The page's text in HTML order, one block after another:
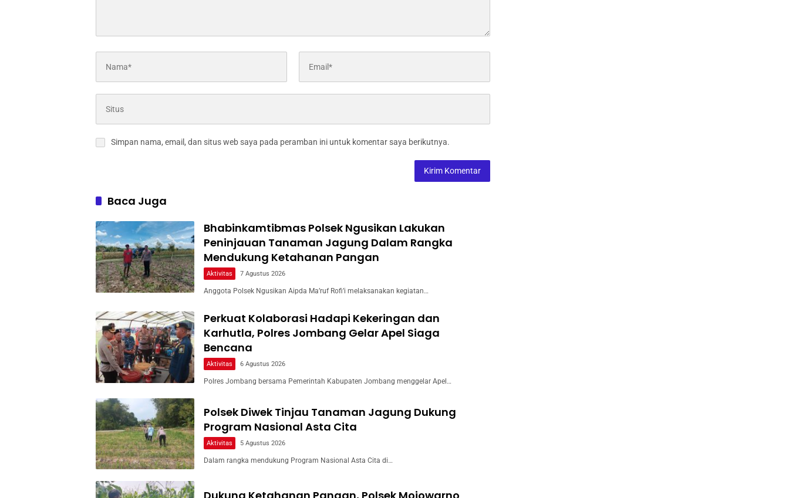
Simpan nama, email, dan situs web saya pada peramban ini untuk komentar saya berikutnya.
Baca Juga
Bhabinkamtibmas Polsek Ngusikan Lakukan
Peninjauan Tanaman Jagung Dalam Rangka
Mendukung Ketahanan Pangan
Aktivitas 7 Agustus 2026
Anggota Polsek Ngusikan Aipda Ma’ruf Rofi’i melaksanakan kegiatan…
Perkuat Kolaborasi Hadapi Kekeringan dan
Karhutla, Polres Jombang Gelar Apel Siaga
Bencana
Aktivitas 6 Agustus 2026
Polres Jombang bersama Pemerintah Kabupaten Jombang menggelar Apel…
Polsek Diwek Tinjau Tanaman Jagung Dukung
Program Nasional Asta Cita
Aktivitas 5 Agustus 2026
Dalam rangka mendukung Program Nasional Asta Cita di…